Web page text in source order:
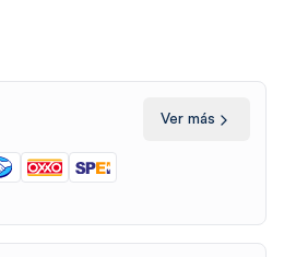
Ver más